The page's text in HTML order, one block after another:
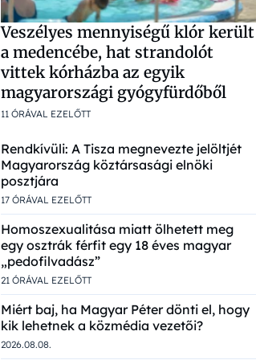
Veszélyes mennyiségű klór került
a medencébe, hat strandolót
vittek kórházba az egyik
magyarországi gyógyfürdőből
11 ÓRÁVAL EZELŐTT
Rendkívüli: A Tisza megnevezte jelöltjét
Magyarország köztársasági elnöki
posztjára
17 ÓRÁVAL EZELŐTT
Homoszexualitása miatt ölhetett meg
egy osztrák férfit egy 18 éves magyar
„pedofilvadász”
21 ÓRÁVAL EZELŐTT
Miért baj, ha Magyar Péter dönti el, hogy
kik lehetnek a közmédia vezetői?
2026.08.08.